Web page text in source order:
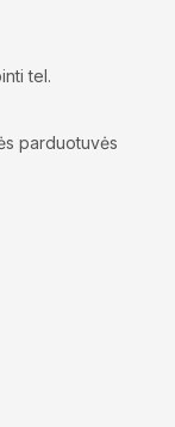
tel.
parduotuvės